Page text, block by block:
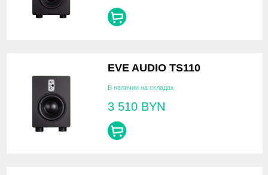
EVE AUDIO TS110
В наличии на складах
3 510 BYN